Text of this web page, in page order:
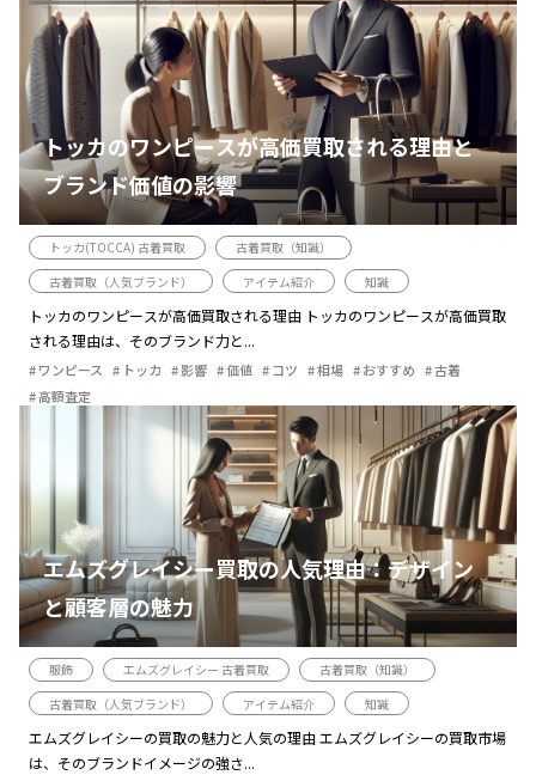
トッカのワンピースが高価買取される理由と
ブランド価値の影響
トッカ(TOCCA) 古着買取
古着買取（知識）
古着買取（人気ブランド）
アイテム紹介 知識
トッカのワンピースが高価買取される理由 トッカのワンピースが高価買取
される理由は、そのブランド力と...
ワンピース トッカ 影響 価値 コツ 相場 おすすめ
古着
高額査定
エムズグレイシー買取の人気理由：デザイン
と顧客層の魅力
服飾 エムズグレイシー 古着買取
古着買取（知識）
古着買取（人気ブランド）
アイテム紹介 知識
エムズグレイシーの買取の魅力と人気の理由 エムズグレイシーの買取市場
は、そのブランドイメージの強さ...